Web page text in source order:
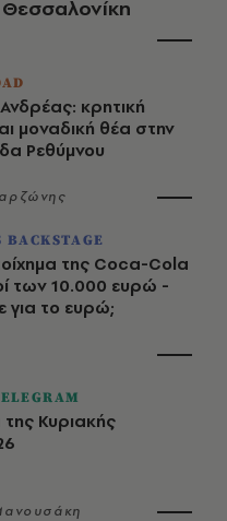
κρητική
μοναδική θέα στην
Ρεθύμνου
BACKSTAGE
της Coca-Cola
των 10.000 ευρώ -
για το ευρώ;
Κυριακής